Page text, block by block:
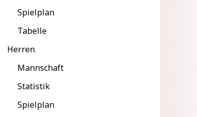
Spielplan
Tabelle
Herren
Mannschaft
Statistik
Spielplan